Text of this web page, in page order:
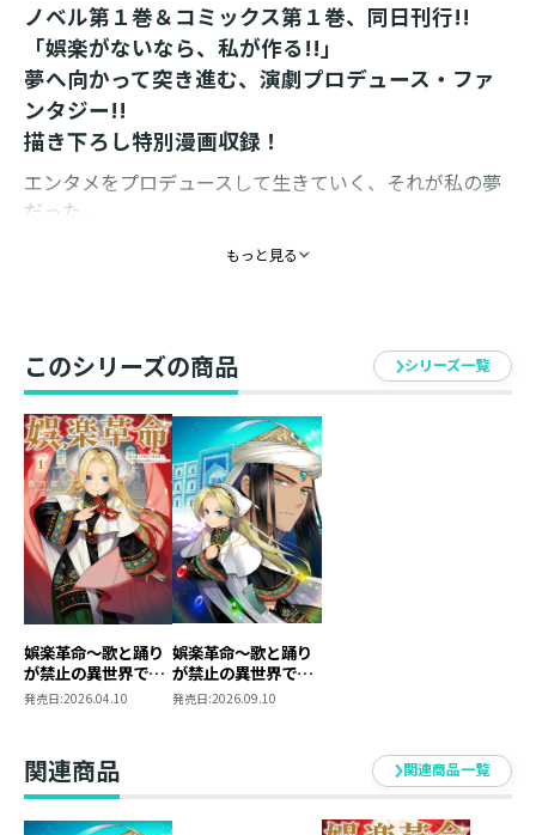
ノベル第１巻＆コミックス第１巻、同日刊行!!
「娯楽がないなら、私が作る!!」
夢へ向かって突き進む、演劇プロデュース・ファ
ンタジー!!
描き下ろし特別漫画収録！
エンタメをプロデュースして生きていく、それが私の夢
だった。
前世で断たれた夢が、今世でも叶わないなんて……。
心が折れかけたけど、偶然見かけた旅芸人の演劇を観た
瞬間、ドキッとした。
ああ、この胸の高鳴り――私はやっぱり舞台が大好きなん
だ。
「娯楽がないなら、私が作る!!」
魅力的な娯楽が存在しない世界なら、私がゼロから生み
だせばいい。
今度こそ絶対にあきらめない！
夢へ向かって突き進む、演劇プロデュース・ファンタジ
ー、開幕!!
もっと見る
このシリーズの商品 シリーズ一覧
娯楽革命～歌と踊り
が禁止の異世界で、
彼女は舞台の上に立
つ～@COMIC 第1巻
発売日:2026.04.10
娯楽革命～歌と踊り
が禁止の異世界で、
彼女は舞台の上に立
つ～@COMIC 第2巻
発売日:2026.09.10
関連商品 関連商品一覧